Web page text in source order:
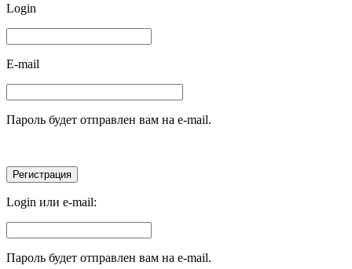
Login
E-mail
Пароль будет отправлен вам на e-mail.
Login или e-mail:
Пароль будет отправлен вам на e-mail.